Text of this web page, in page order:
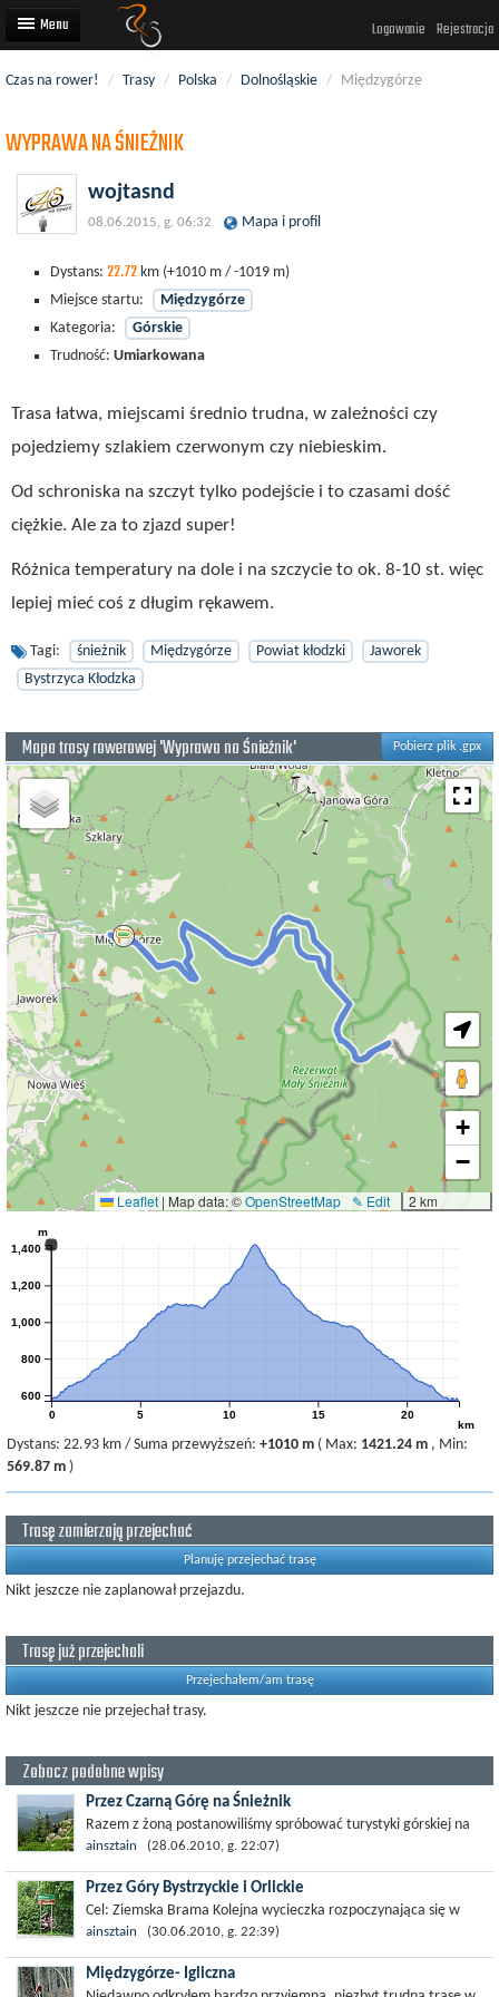
Logowanie Rejestracja
Trasy rowerowe
Wyścigi rowerowe
Użytkownicy
Dodaj
Czas na rower! / Trasy / Polska / Dolnośląskie / Międzygórze
WYPRAWA NA ŚNIEŻNIK
wojtasnd
08.06.2015, g. 06:32 Mapa i profil
Dystans: 22.72 km (+1010 m / -1019 m)
Miejsce startu:
Międzygórze
Kategoria:
Górskie
Trudność: Umiarkowana
Trasa łatwa, miejscami średnio trudna, w zależności czy
pojedziemy szlakiem czerwonym czy niebieskim.
Od schroniska na szczyt tylko podejście i to czasami dość
ciężkie. Ale za to zjazd super!
Różnica temperatury na dole i na szczycie to ok. 8-10 st. więc
lepiej mieć coś z długim rękawem.
Tagi: śnieżnik Międzygórze Powiat kłodzki
Jaworek
Bystrzyca Kłodzka
Pobierz plik .gpx
Mapa trasy rowerowej 'Wyprawa na Śnieżnik'
+
−
2 km
✎ Edit
Leaflet | Map data: ©OpenStreetMap
0 5 10 15 20
km
600
800
1,000
1,200
1,400
m
Dystans: 22.93 km / Suma przewyższeń: +1010 m ( Max: 1421.24 m , Min:
569.87 m )
Trasę zamierzają przejechać
Planuję przejechać trasę
Nikt jeszcze nie zaplanował przejazdu.
Trasę już przejechali
Przejechałem/am trasę
Nikt jeszcze nie przejechał trasy.
Zobacz podobne wpisy
Przez Czarną Górę na Śnieżnik
Razem z żoną postanowiliśmy spróbować turystyki górskiej na
rowerach. To była nasza trzecia wycieczka. Wyprawę
rozpoczęliśmy w Międzygórzu. Szybki...
ainsztain (28.06.2010, g. 22:07)
Przez Góry Bystrzyckie i Orlickie
Cel: Ziemska Brama Kolejna wycieczka rozpoczynająca się w
Międzygórzu. Długim, łagodnym zjazdem asfaltową drogą
jedziemy do Domaszkowa. Omijając...
ainsztain (30.06.2010, g. 22:39)
Międzygórze- Igliczna